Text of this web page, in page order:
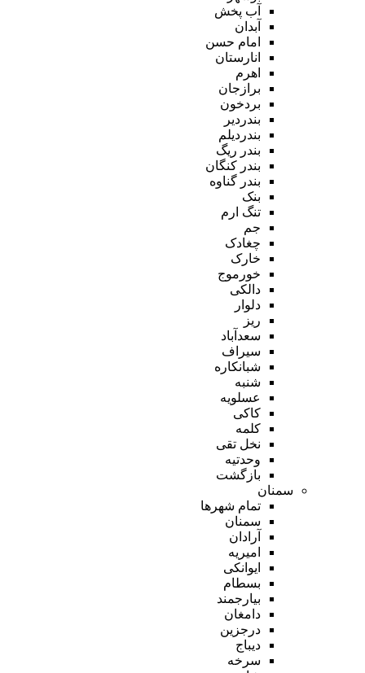
آب پخش
آبدان
امام حسن
انارستان
اهرم
برازجان
بردخون
بندردیر
بندردیلم
بندر ریگ
بندر کنگان
بندر گناوه
بنک
تنگ ارم
جم
چغادک
خارک
خورموج
دالکی
دلوار
ریز
سعدآباد
سیراف
شبانکاره
شنبه
عسلویه
کاکی
کلمه
نخل تقی
وحدتیه
بازگشت
سمنان
تمام شهر‌ها
سمنان
آرادان
امیریه
ایوانکی
بسطام
بیارجمند
دامغان
درجزین
دیباج
سرخه